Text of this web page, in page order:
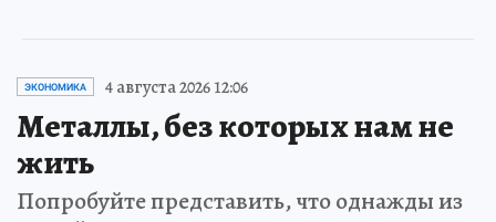
ЭКОНОМИКА 4 августа 2026 12:06
Металлы, без которых нам не
жить
Попробуйте представить, что однажды из